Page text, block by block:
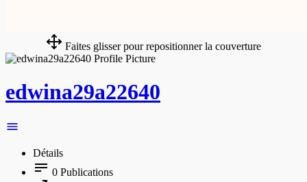
Faites glisser pour repositionner la couverture
edwina29a22640
Détails
0 Publications